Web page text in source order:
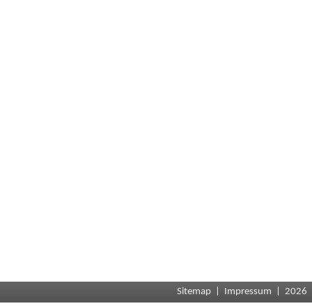
Sitemap Impressum | 2026